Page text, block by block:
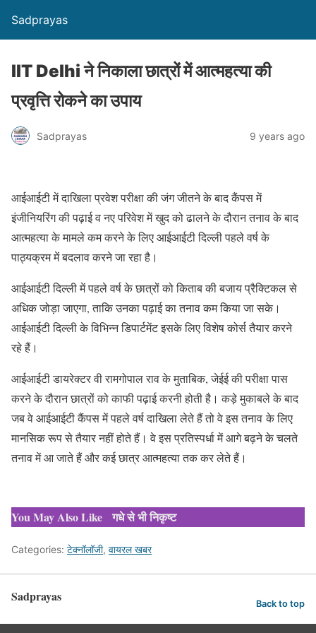
Sadprayas
IIT Delhi ने न‌िकाला छात्रों में आत्महत्या की
प्रवृत्त‌ि रोकने का उपाय
Sadprayas 9 years ago
आईआईटी में दाखिला प्रवेश परीक्षा की जंग जीतने के बाद कैंपस में
इंजीनियरिंग की पढ़ाई व नए परिवेश में खुद को ढालने के दौरान तनाव के बाद
आत्महत्या के मामले कम करने के लिए आईआईटी दिल्ली पहले वर्ष के
पाठ्यक्रम में बदलाव करने जा रहा है।
आईआईटी दिल्ली में पहले वर्ष के छात्रों को किताब की बजाय प्रैक्टिकल से
अधिक जोड़ा जाएगा, ताकि उनका पढ़ाई का तनाव कम किया जा सके।
आईआईटी दिल्ली के विभिन्न डिपार्टमेंट इसके लिए विशेष कोर्स तैयार करने
रहे हैं।
आईआईटी डायरेक्टर वी रामगोपाल राव के मुताबिक, जेईई की परीक्षा पास
करने के दौरान छात्रों को काफी पढ़ाई करनी होती है। कड़े मुकाबले के बाद
जब वे आईआईटी कैंपस में पहले वर्ष दाखिला लेते हैं तो वे इस तनाव के लिए
मानसिक रूप से तैयार नहीं होते हैं। वे इस प्रतिस्पर्धा में आगे बढ़ने के चलते
तनाव में आ जाते हैं और कई छात्र आत्महत्या तक कर लेते हैं।
You May Also Like गधे से भी निकृष्ट
Categories: टेक्नॉलॉजी, वायरल खबर
Sadprayas Back to top